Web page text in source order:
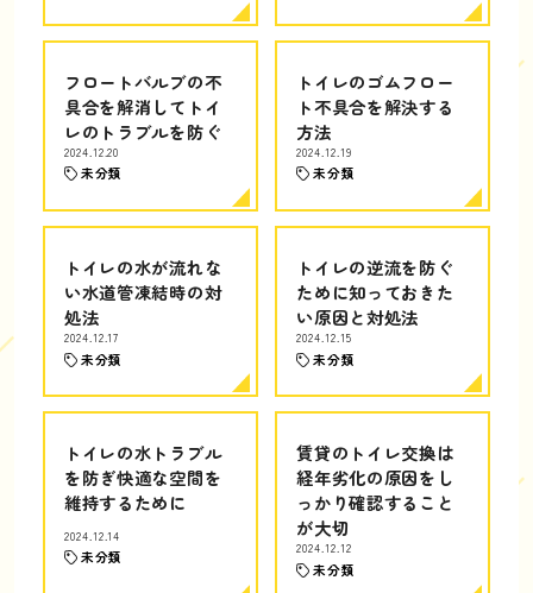
フロートバルブの不
具合を解消してトイ
レのトラブルを防ぐ
2024.12.20
未分類
トイレのゴムフロー
ト不具合を解決する
方法
2024.12.19
未分類
トイレの水が流れな
い水道管凍結時の対
処法
2024.12.17
未分類
トイレの逆流を防ぐ
ために知っておきた
い原因と対処法
2024.12.15
未分類
トイレの水トラブル
を防ぎ快適な空間を
維持するために
2024.12.14
未分類
賃貸のトイレ交換は
経年劣化の原因をし
っかり確認すること
が大切
2024.12.12
未分類